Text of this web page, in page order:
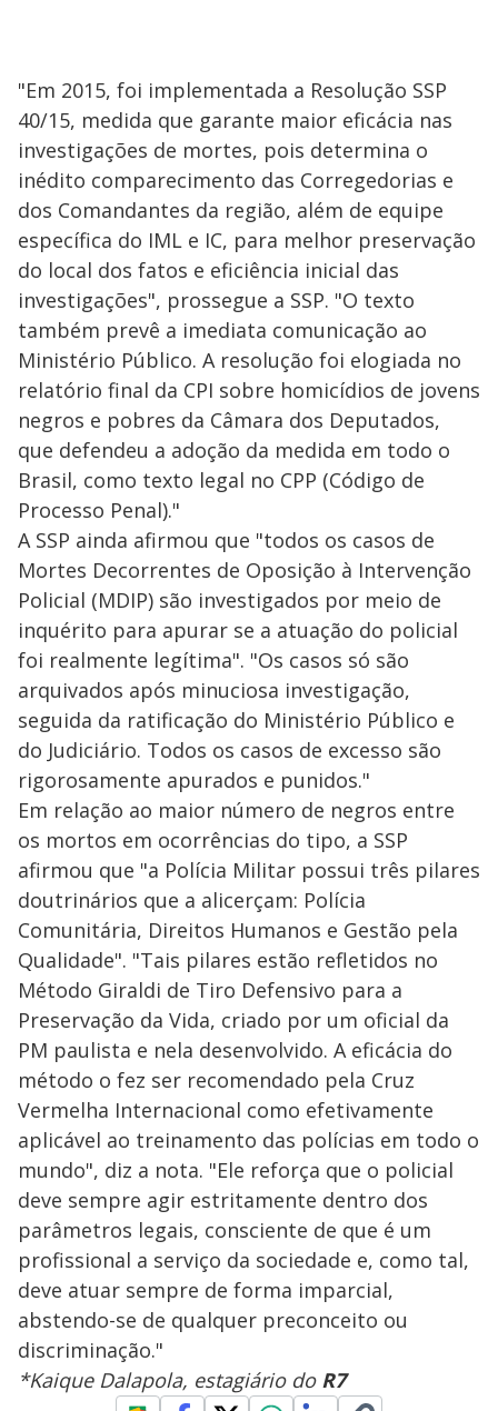
"Em 2015, foi implementada a Resolução SSP
40/15, medida que garante maior eficácia nas
investigações de mortes, pois determina o
inédito comparecimento das Corregedorias e
dos Comandantes da região, além de equipe
específica do IML e IC, para melhor preservação
do local dos fatos e eficiência inicial das
investigações", prossegue a SSP. "O texto
também prevê a imediata comunicação ao
Ministério Público. A resolução foi elogiada no
relatório final da CPI sobre homicídios de jovens
negros e pobres da Câmara dos Deputados,
que defendeu a adoção da medida em todo o
Brasil, como texto legal no CPP (Código de
Processo Penal)."
A SSP ainda afirmou que "todos os casos de
Mortes Decorrentes de Oposição à Intervenção
Policial (MDIP) são investigados por meio de
inquérito para apurar se a atuação do policial
foi realmente legítima". "Os casos só são
arquivados após minuciosa investigação,
seguida da ratificação do Ministério Público e
do Judiciário. Todos os casos de excesso são
rigorosamente apurados e punidos."
Em relação ao maior número de negros entre
os mortos em ocorrências do tipo, a SSP
afirmou que "a Polícia Militar possui três pilares
doutrinários que a alicerçam: Polícia
Comunitária, Direitos Humanos e Gestão pela
Qualidade". "Tais pilares estão refletidos no
Método Giraldi de Tiro Defensivo para a
Preservação da Vida, criado por um oficial da
PM paulista e nela desenvolvido. A eficácia do
método o fez ser recomendado pela Cruz
Vermelha Internacional como efetivamente
aplicável ao treinamento das polícias em todo o
mundo", diz a nota. "Ele reforça que o policial
deve sempre agir estritamente dentro dos
parâmetros legais, consciente de que é um
profissional a serviço da sociedade e, como tal,
deve atuar sempre de forma imparcial,
abstendo-se de qualquer preconceito ou
discriminação."
*Kaique Dalapola, estagiário do R7